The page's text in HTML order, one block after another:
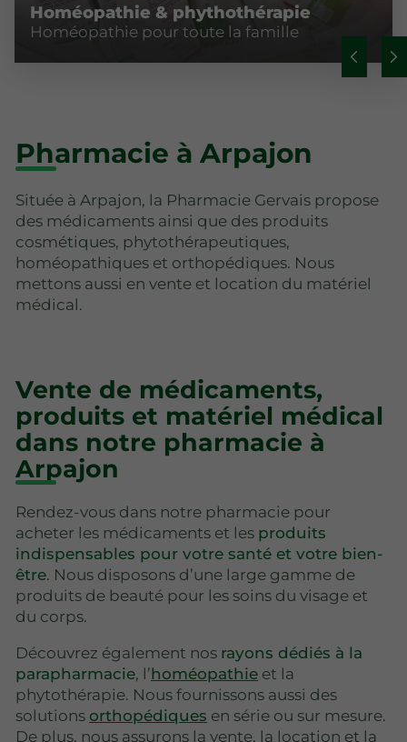
Homéopathie & phythothérapie
Homéopathie pour toute la famille
Pharmacie à Arpajon
Située à Arpajon, la Pharmacie Gervais propose
des médicaments ainsi que des produits
cosmétiques, phytothérapeutiques,
homéopathiques et orthopédiques. Nous
mettons aussi en vente et location du matériel
médical.
Vente de médicaments,
produits et matériel médical
dans notre pharmacie à
Arpajon
Rendez-vous dans notre pharmacie pour
acheter les médicaments et les produits
indispensables pour votre santé et votre bien-
être. Nous disposons d’une large gamme de
produits de beauté pour les soins du visage et
du corps.
Découvrez également nos rayons dédiés à la
parapharmacie, l’homéopathie et la
phytothérapie. Nous fournissons aussi des
solutions orthopédiques en série ou sur mesure.
De plus, nous assurons la vente, la location et la